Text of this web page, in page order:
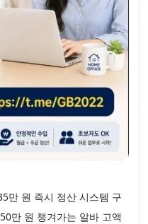
만 원 즉시 정산 시스템 구
만 원 챙겨가는 알바 고액